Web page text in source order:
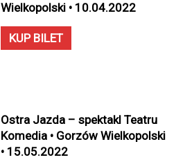
Wielkopolski • 10.04.2022
KUP BILET
Ostra Jazda – spektakl Teatru
Komedia • Gorzów Wielkopolski
• 15.05.2022